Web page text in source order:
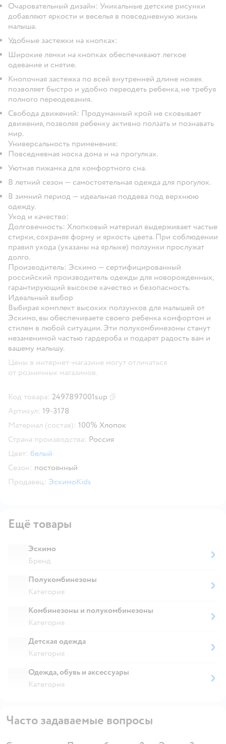
Очаровательный дизайн: Уникальные детские рисунки
добавляют яркости и веселья в повседневную жизнь
малыша.
Удобные застежки на кнопках:
Широкие лямки на кнопках обеспечивают легкое
одевание и снятие.
Кнопочная застежка по всей внутренней длине ножек
позволяет быстро и удобно переодеть ребенка, не требуя
полного переодевания.
Свобода движений: Продуманный крой не сковывает
движения, позволяя ребенку активно ползать и познавать
мир.
Универсальность применения:
Повседневная носка дома и на прогулках.
Уютная пижамка для комфортного сна.
В летний сезон — самостоятельная одежда для прогулок.
В зимний период — идеальная поддева под верхнюю
одежду.
Уход и качество:
Долговечность: Хлопковый материал выдерживает частые
стирки, сохраняя форму и яркость цвета. При соблюдении
правил ухода (указаны на ярлыке) ползунки прослужат
долго.
Производитель: Эскимо — сертифицированный
российский производитель одежды для новорожденных,
гарантирующий высокое качество и безопасность.
Идеальный выбор
Выбирая комплект высоких ползунков для малышей от
Эскимо, вы обеспечиваете своего ребенка комфортом и
стилем в любой ситуации. Эти полукомбинезоны станут
незаменимой частью гардероба и подарят радость вам и
вашему малышу.
Цены в интернет-магазине могут отличаться
от розничных магазинов.
Код товара: 2497897001sup
Артикул: 19-3178
Материал (состав): 100% Хлопок
Страна производства: Россия
Цвет: белый
Сезон: постоянный
Продавец: ЭскимоKids
Ещё товары
Эскимо
Бренд
Полукомбинезоны
Категория
Комбинезоны и полукомбинезоны
Категория
Детская одежда
Категория
Одежда, обувь и аксессуары
Категория
Часто задаваемые вопросы